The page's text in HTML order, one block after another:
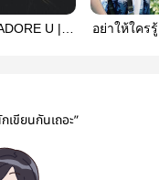
U |
อย่าให้ใคร
เขียนกันเถอะ”